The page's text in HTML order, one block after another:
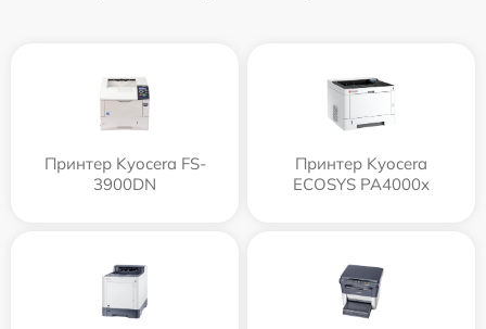
Принтер Kyocera FS-
3900DN
Принтер Kyocera
ECOSYS PA4000x